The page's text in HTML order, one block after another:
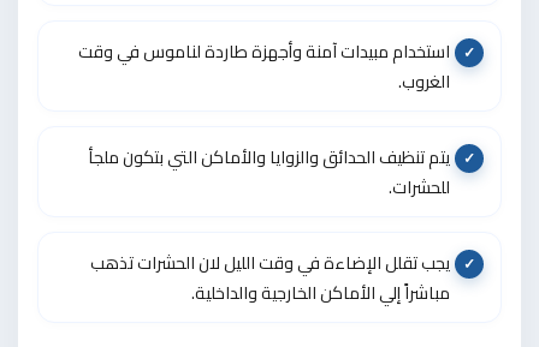
استخدام مبيدات آمنة وأجهزة طاردة لناموس في وقت
الغروب.
يتم تنظيف الحدائق والزوايا والأماكن التي بتكون ملجأ
للحشرات.
يجب تقلل الإضاءة في وقت الليل لان الحشرات تذهب
مباشراً إلي الأماكن الخارجية والداخلية.